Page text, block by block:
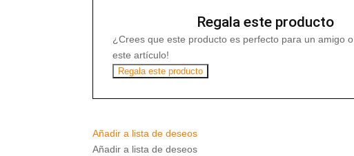
Regala este producto
¿Crees que este producto es perfecto para un amigo
este artículo!
Regala este producto
Añadir a lista de deseos
Añadir a lista de deseos